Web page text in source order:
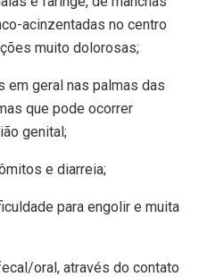
acinzentadas no centro
muito dolorosas;
em geral nas palmas das
que pode ocorrer
genital;
e diarreia;
para engolir e muita
oral, através do contato